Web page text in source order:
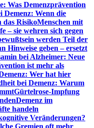
Was Demenzprävention
Demenz: Wenn die
das RisikoMenschen mit
– sie wehren sich gegen
werden Teil der
Hinweise geben – ersetzt
bei Alzheimer: Neue
ist mehr als
Wer hat hier
bei Demenz: Warum
Gürtelrose-Impfung
Demenz im
handeln
Veränderungen?